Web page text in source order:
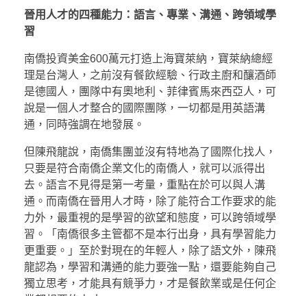
晉用人才的四種能力：語言、專業、溝通、跨領域學
習
南僑投資美金600萬元打造上海寶萊納，寶萊納總經
理是台灣人，之前沒有餐飲經驗、行政主廚和釀酒師
是德國人，團隊中有奧地利、菲律賓馬來西亞人，可
說是一個人才整合的國際團隊，一切都是用英語溝
通，同時強調在地發展。
但陳飛龍說，南僑集團並沒有特地為了國際化找人，
只要是符合南僑企業文化的南僑人，就可以派得出
去。語言不見得是第一考量，重點在於可以與人溝
通。而南僑在晉用人才時，除了能符合工作要求的能
力外，最重視的是學習的欲望和態度，可以跨領域學
習。「南僑很多主管都不是本行出身，具有學習能力
更重要。」至於對現在的年輕人，除了語文外，陳飛
龍認為，學習和溝通的能力要強一點，還要能夠自己
獨立思考，才能具有競爭力，才是餐飲業或是任何企